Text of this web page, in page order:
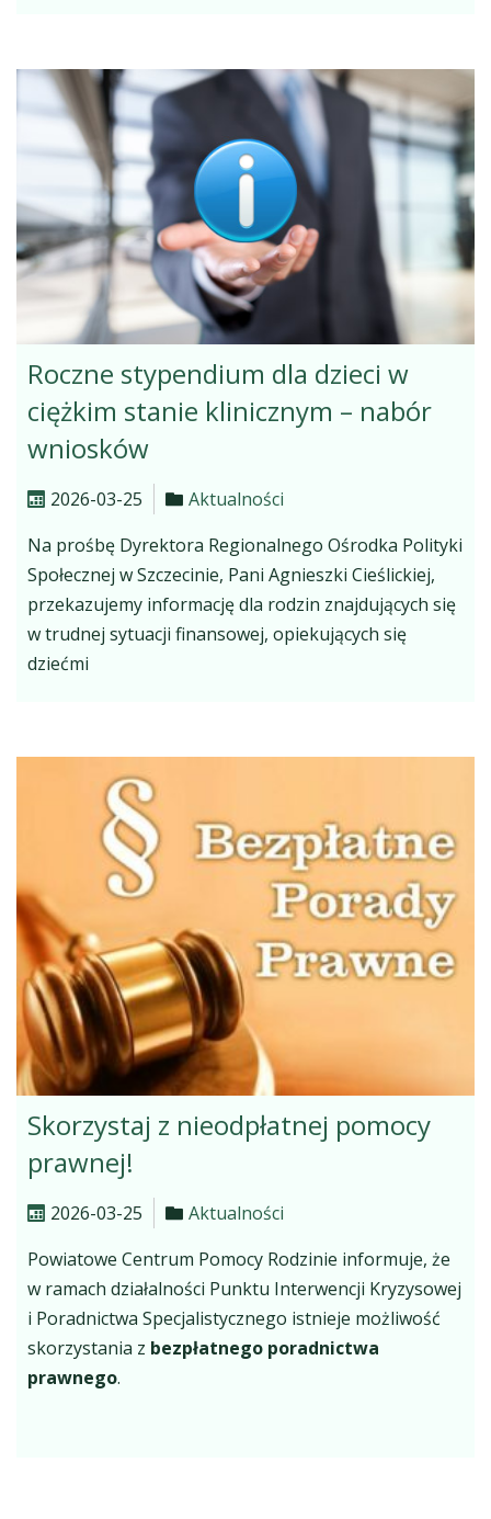
Roczne stypendium dla dzieci w
ciężkim stanie klinicznym – nabór
wniosków
2026-03-25
Aktualności
Na prośbę Dyrektora Regionalnego Ośrodka Polityki
Społecznej w Szczecinie, Pani Agnieszki Cieślickiej,
przekazujemy informację dla rodzin znajdujących się
w trudnej sytuacji finansowej, opiekujących się
dziećmi
Skorzystaj z nieodpłatnej pomocy
prawnej!
2026-03-25
Aktualności
Powiatowe Centrum Pomocy Rodzinie informuje, że
w ramach działalności Punktu Interwencji Kryzysowej
i Poradnictwa Specjalistycznego istnieje możliwość
skorzystania z bezpłatnego poradnictwa
prawnego.